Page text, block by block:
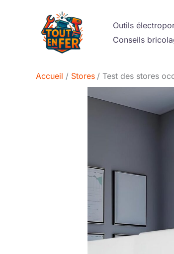
Outils
Conseils
Accueil Stores Test des stores